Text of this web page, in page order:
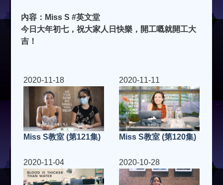
內容：Miss S #英文堂
今日大年初七，祝大家人日快樂，開工嘅就開工大
吉！
2020-11-18
Miss S教室 (第121集)
2020-11-11
Miss S教室 (第120集)
2020-11-04 2020-10-28